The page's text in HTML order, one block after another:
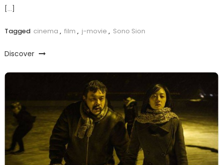
[…]
Tagged cinema , film , j-movie , Sono Sion
Discover